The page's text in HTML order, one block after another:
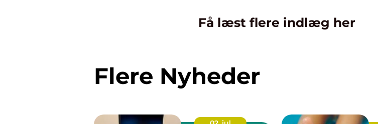
Få læst flere indlæg her
Flere Nyheder